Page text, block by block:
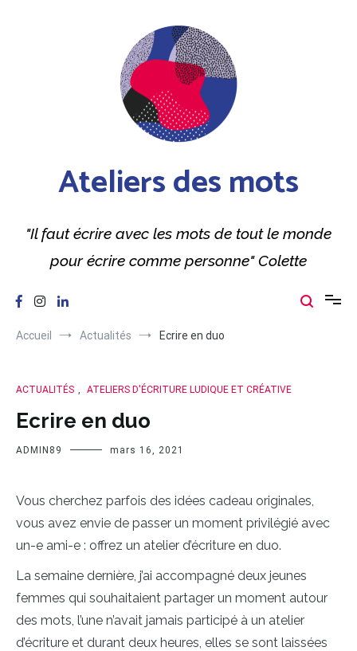
Ateliers des mots
"Il faut écrire avec les mots de tout le monde
pour écrire comme personne" Colette
Accueil Actualités Ecrire en duo
ACTUALITÉS , ATELIERS D'ÉCRITURE LUDIQUE ET CRÉATIVE
Ecrire en duo
ADMIN89 mars 16, 2021
Vous cherchez parfois des idées cadeau originales,
vous avez envie de passer un moment privilégié avec
un-e ami-e : offrez un atelier d’écriture en duo.
La semaine dernière, j’ai accompagné deux jeunes
femmes qui souhaitaient partager un moment autour
des mots, l’une n’avait jamais participé à un atelier
d’écriture et durant deux heures, elles se sont laissées